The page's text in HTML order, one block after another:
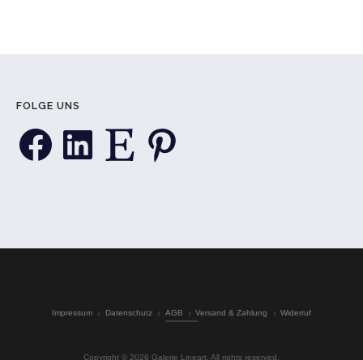
FOLGE UNS
Facebook
LinkedIn Etsy Pinterest
Impressum Datenschutz AGB Versand & Zahlung Widerruf
Copyright © 2026 Galerie Lineart. All rights reserved.